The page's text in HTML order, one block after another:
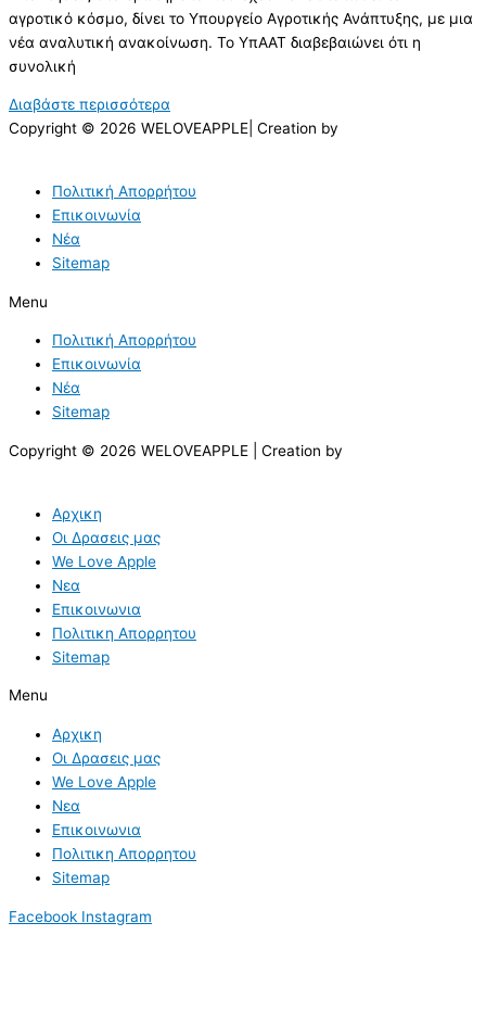
αγροτικό κόσμο, δίνει το Υπουργείο Αγροτικής Ανάπτυξης, με μια
νέα αναλυτική ανακοίνωση. Το ΥπΑΑΤ διαβεβαιώνει ότι η
συνολική
Διαβάστε περισσότερα
Copyright © 2026 WELOVEAPPLE| Creation by
Πολιτική Απορρήτου
Επικοινωνία
Νέα
Sitemap
Menu
Πολιτική Απορρήτου
Επικοινωνία
Νέα
Sitemap
Copyright © 2026 WELOVEAPPLE | Creation by
Αρχικη
Οι Δρασεις μας
We Love Apple
Νεα
Επικοινωνια
Πολιτικη Απορρητου
Sitemap
Menu
Αρχικη
Οι Δρασεις μας
We Love Apple
Νεα
Επικοινωνια
Πολιτικη Απορρητου
Sitemap
Facebook Instagram